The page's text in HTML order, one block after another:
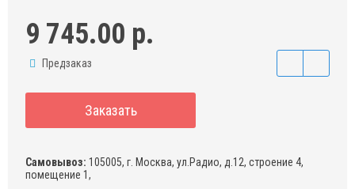
9 745.00 р.
Предзаказ
Заказать
Самовывоз: 105005, г. Москва, ул.Радио, д.12, строение 4,
помещение 1,